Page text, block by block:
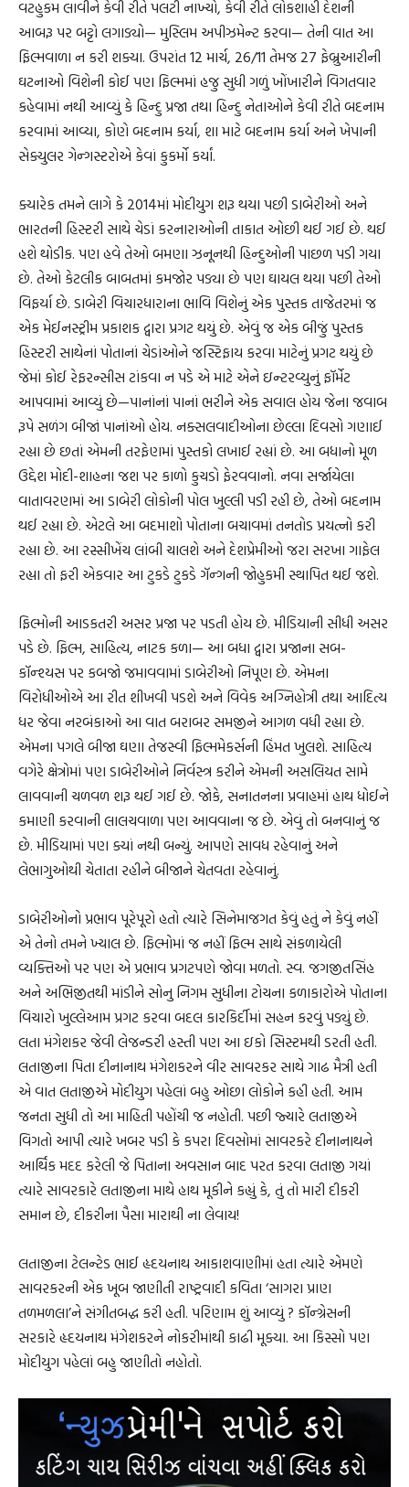
વટહુકમ લાવીને કેવી રીતે પલટી નાખ્યો, કેવી રીતે લોકશાહી દેશની
આબરૂ પર બટ્ટો લગાડ્યો— મુસ્લિમ અપીઝમેન્ટ કરવા— તેની વાત આ
ફિલ્મવાળા ન કરી શક્યા. ઉપરાંત 12 માર્ચ, 26/11 તેમજ 27 ફેબ્રુઆરીની
ઘટનાઓ વિશેની કોઈ પણ ફિલ્મમાં હજુ સુધી ગળું ખોંખારીને વિગતવાર
કહેવામાં નથી આવ્યું કે હિન્દુ પ્રજા તથા હિન્દુ નેતાઓને કેવી રીતે બદનામ
કરવામાં આવ્યા, કોણે બદનામ કર્યા, શા માટે બદનામ કર્યા અને ખેપાની
સેક્યુલર ગેન્ગસ્ટરોએ કેવાં કુકર્મો કર્યાં.
ક્યારેક તમને લાગે કે 2014માં મોદીયુગ શરૂ થયા પછી ડાબેરીઓ અને
ભારતની હિસ્ટરી સાથે ચેડાં કરનારાઓની તાકાત ઓછી થઈ ગઈ છે. થઈ
હશે થોડીક. પણ હવે તેઓ બમણા ઝનૂનથી હિન્દુઓની પાછળ પડી ગયા
છે. તેઓ કેટલીક બાબતમાં કમજોર પડ્યા છે પણ ઘાયલ થયા પછી તેઓ
વિફર્યા છે. ડાબેરી વિચારધારાના ભાવિ વિશેનું એક પુસ્તક તાજેતરમાં જ
એક મેઈનસ્ટ્રીમ પ્રકાશક દ્વારા પ્રગટ થયું છે. એવું જ એક બીજું પુસ્તક
હિસ્ટરી સાથેનાં પોતાનાં ચેડાંઓને જસ્ટિફાય કરવા માટેનું પ્રગટ થયું છે
જેમાં કોઈ રેફરન્સીસ ટાંકવા ન પડે એ માટે એને ઇન્ટરવ્યુનું ફૉર્મેટ
આપવામાં આવ્યું છે—પાનાંનાં પાનાં ભરીને એક સવાલ હોય જેના જવાબ
રૂપે સળંગ બીજાં પાનાંઓ હોય. નક્સલવાદીઓના છેલ્લા દિવસો ગણાઈ
રહ્યા છે છતાં એમની તરફેણમાં પુસ્તકો લખાઈ રહ્યાં છે. આ બધાનો મૂળ
ઉદ્દેશ મોદી-શાહના જશ પર કાળો કુચડો ફેરવવાનો. નવા સર્જાયેલા
વાતાવરણમાં આ ડાબેરી લોકોની પોલ ખુલ્લી પડી રહી છે, તેઓ બદનામ
થઈ રહ્યા છે. એટલે આ બદમાશો પોતાના બચાવમાં તનતોડ પ્રયત્નો કરી
રહ્યા છે. આ રસ્સીખેંચ લાંબી ચાલશે અને દેશપ્રેમીઓ જરા સરખા ગાફેલ
રહ્યા તો ફરી એકવાર આ ટુકડે ટુકડે ગૅન્ગની જોહુકમી સ્થાપિત થઈ જશે.
ફિલ્મોની આડકતરી અસર પ્રજા પર પડતી હોય છે. મીડિયાની સીધી અસર
પડે છે. ફિલ્મ, સાહિત્ય, નાટક કળા— આ બધા દ્વારા પ્રજાના સબ-
કૉન્શ્યસ પર કબજો જમાવવામાં ડાબેરીઓ નિપૂણ છે. એમના
વિરોધીઓએ આ રીત શીખવી પડશે અને વિવેક અગ્નિહોત્રી તથા આદિત્ય
ધર જેવા નરબંકાઓ આ વાત બરાબર સમજીને આગળ વધી રહ્યા છે.
એમના પગલે બીજા ઘણા તેજસ્વી ફિલ્મમેકર્સની હિંમત ખુલશે. સાહિત્ય
વગેરે ક્ષેત્રોમાં પણ ડાબેરીઓને નિર્વસ્ત્ર કરીને એમની અસલિયત સામે
લાવવાની ચળવળ શરૂ થઈ ગઈ છે. જોકે, સનાતનના પ્રવાહમાં હાથ ધોઈને
કમાણી કરવાની લાલચવાળા પણ આવવાના જ છે. એવું તો બનવાનું જ
છે. મીડિયામાં પણ ક્યાં નથી બન્યું. આપણે સાવધ રહેવાનું અને
લેભાગુઓથી ચેતાતા રહીને બીજાને ચેતવતા રહેવાનું.
ડાબેરીઓનો પ્રભાવ પૂરેપૂરો હતો ત્યારે સિનેમાજગત કેવું હતું ને કેવું નહીં
એ તેનો તમને ખ્યાલ છે. ફિલ્મોમાં જ નહીં ફિલ્મ સાથે સંકળાયેલી
વ્યક્તિઓ પર પણ એ પ્રભાવ પ્રગટપણે જોવા મળતો. સ્વ. જગજીતસિંહ
અને અભિજીતથી માંડીને સોનુ નિગમ સુધીના ટોચના કળાકારોએ પોતાના
વિચારો ખુલ્લેઆમ પ્રગટ કરવા બદલ કારકિર્દીમાં સહન કરવું પડ્યું છે.
લતા મંગેશકર જેવી લેજન્ડરી હસ્તી પણ આ ઇકો સિસ્ટમથી ડરતી હતી.
લતાજીના પિતા દીનાનાથ મંગેશકરને વીર સાવરકર સાથે ગાઢ મૈત્રી હતી
એ વાત લતાજીએ મોદીયુગ પહેલાં બહુ ઓછા લોકોને કહી હતી. આમ
જનતા સુધી તો આ માહિતી પહોંચી જ નહોતી. પછી જ્યારે લતાજીએ
વિગતો આપી ત્યારે ખબર પડી કે કપરા દિવસોમાં સાવરકરે દીનાનાથને
આર્થિક મદદ કરેલી જે પિતાના અવસાન બાદ પરત કરવા લતાજી ગયાં
ત્યારે સાવરકારે લતાજીના માથે હાથ મૂકીને કહ્યું કે, તું તો મારી દીકરી
સમાન છે, દીકરીના પૈસા મારાથી ના લેવાય!
લતાજીના ટેલન્ટેડ ભાઈ હૃદયનાથ આકાશવાણીમાં હતા ત્યારે એમણે
સાવરકરની એક ખૂબ જાણીતી રાષ્ટ્રવાદી કવિતા ‘સાગરા પ્રાણ
તળમળલા’ને સંગીતબદ્ધ કરી હતી. પરિણામ શું આવ્યું ? કૉન્ગ્રેસની
સરકારે હૃદયનાથ મંગેશકરને નોકરીમાંથી કાઢી મૂક્યા. આ કિસ્સો પણ
મોદીયુગ પહેલાં બહુ જાણીતો નહોતો.